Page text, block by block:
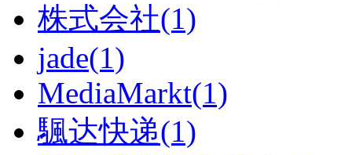
株式会社(1)
jade(1)
MediaMarkt(1)
颿达快递(1)